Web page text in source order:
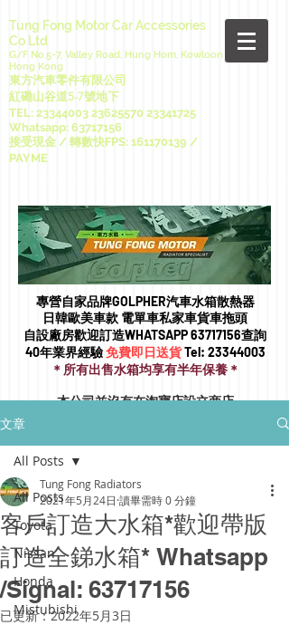
Tung Fong Motor Car Accessories
Co Ltd
G/F No.5-7, Valley Road, Hung Hom, Kowloon
Hong Kong
東方汽車零件有限公司
紅磡山谷道5-7號地下
TEL: 23344003 23625570 23341725
Whatsapp: 63717156
接受現金 / 轉數快FPS: 161170139 /
PAYME
專營自家品牌GOLPHER汽車水箱散熱器
日韓歐美車款 電單車私家車貨車拖頭​
自設廠房歡迎訂造WHATSAPP63717156查詢
40年業界經驗免費即日送貨Tel: 23344003
＊所有出售水箱均享有半年保養＊
本公司並沒有在淘寶店設立商店
文章
All Posts
Toyota
Nissan
Honda
Mistubishi
All Posts
客戶訂造大水箱*歡迎帶版
訂造全銻水箱* Whatsapp
/Signal: 63717156
Tung Fong Radiators
2021年5月24日 讀畢需時 0 分鐘
已更新：2022年5月3日